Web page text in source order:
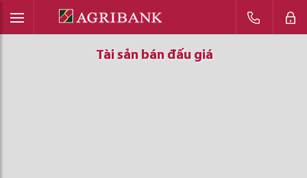
Tài sản bán đấu giá
Tài sản bán đấu giá
Tài sản bán đấu giá